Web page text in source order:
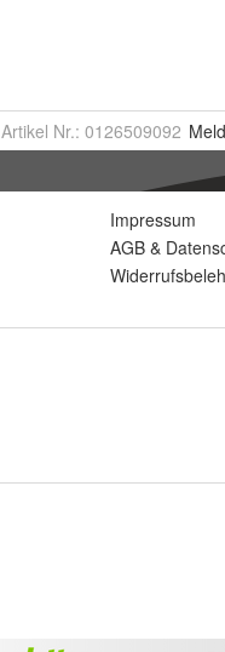
Artikel Nr.: 0126509092
Impressum
AGB &